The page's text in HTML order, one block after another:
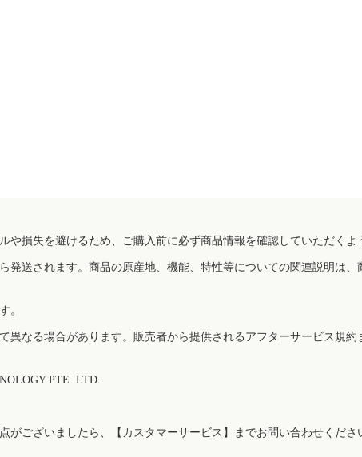
損失を避けるため、ご購入前に必ず商品情報を確認していただくよ
送されます。商品の原産地、機能、特性等についての関連説明は
。
なる場合があります。販売者から提供されるアフターサービス規
PTE. LTD.
ございましたら、【カスタマーサービス】までお問い合わせくだ